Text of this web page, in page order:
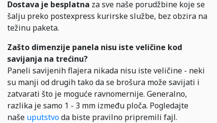
Dostava je besplatna za sve naše porudžbine koje se
šalju preko postexpress kurirske službe, bez obzira na
težinu paketa.
Zašto dimenzije panela nisu iste veličine kod
savijanja na trećinu?
Paneli savijenih flajera nikada nisu iste veličine - neki
su manji od drugih tako da se brošura može savijati i
zatvarati što je moguće ravnomernije. Generalno,
razlika je samo 1 - 3 mm između ploča. Pogledajte
naše uputstvoda biste pravilno pripremili fajl.